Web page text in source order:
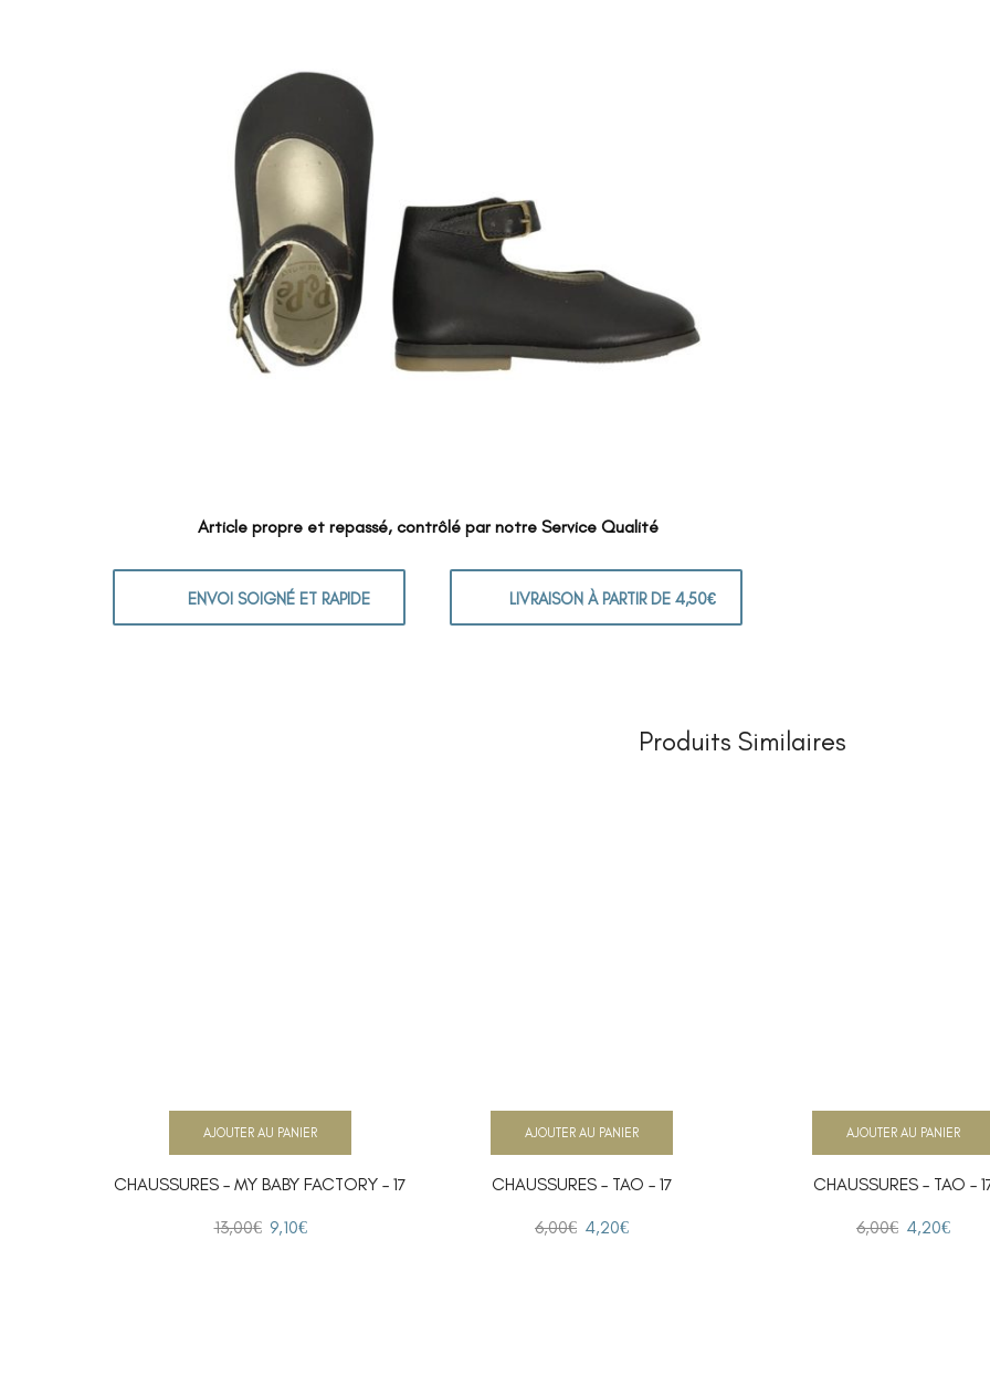
Article propre et repassé, contrôlé par notre Service Qualité
ENVOI SOIGNÉ ET RAPIDE LIVRAISON À PARTIR DE 4,50€
Produits Similaires
CHAUSSURES – MY BABY FACTORY – 17
13,00€ 9,10€
AJOUTER AU PANIER
CHAUSSURES – TAO – 17
6,00€ 4,20€
AJOUTER AU PANIER
CHAUSSURES – TAO –
6,00€ 4,20€
AJOUTER AU PANIER